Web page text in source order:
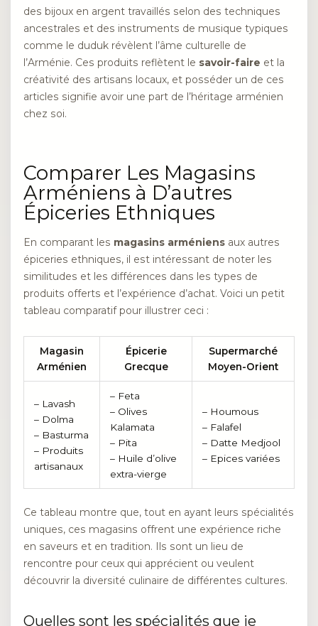
des bijoux en argent travaillés selon des techniques
ancestrales et des instruments de musique typiques
comme le duduk révèlent l’âme culturelle de
l’Arménie. Ces produits reflètent le savoir-faire et la
créativité des artisans locaux, et posséder un de ces
articles signifie avoir une part de l’héritage arménien
chez soi.
Comparer Les Magasins
Arméniens à D’autres
Épiceries Ethniques
En comparant les magasins arméniens aux autres
épiceries ethniques, il est intéressant de noter les
similitudes et les différences dans les types de
produits offerts et l’expérience d’achat. Voici un petit
tableau comparatif pour illustrer ceci :
Magasin
Arménien
Épicerie
Grecque
Supermarché
Moyen-Orient
– Lavash
– Dolma
– Basturma
– Produits
artisanaux
– Feta
– Olives
Kalamata
– Pita
– Huile d’olive
extra-vierge
– Houmous
– Falafel
– Datte Medjool
– Epices variées
Ce tableau montre que, tout en ayant leurs spécialités
uniques, ces magasins offrent une expérience riche
en saveurs et en tradition. Ils sont un lieu de
rencontre pour ceux qui apprécient ou veulent
découvrir la diversité culinaire de différentes cultures.
Quelles sont les spécialités que je